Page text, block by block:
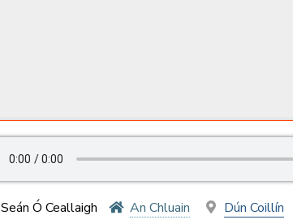
Seán Ó Ceallaigh An Chluain Dún Coillín